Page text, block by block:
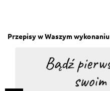
Przepisy w Waszym wykonaniu